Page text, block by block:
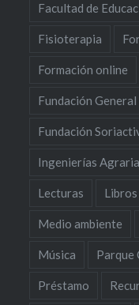
Facultad de
Fisioterapia
Formación online
Fundación
Fundación
Ingenierías
Lecturas Libros
Medio ambiente
Música Parque
Préstamo